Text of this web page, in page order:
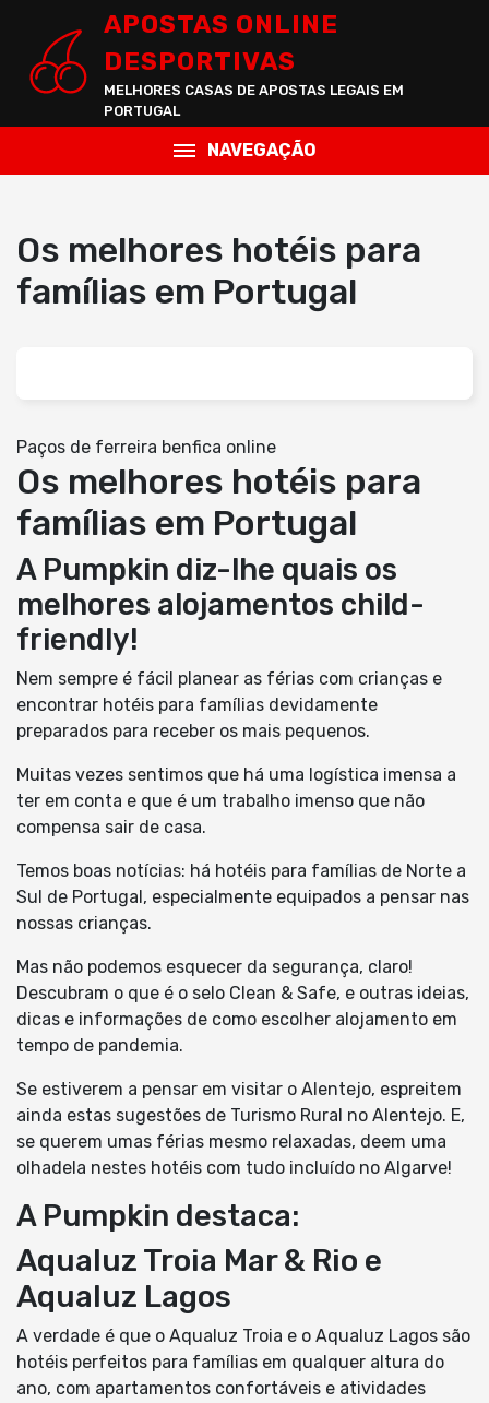
APOSTAS ONLINE
DESPORTIVAS
MELHORES CASAS DE APOSTAS LEGAIS EM
PORTUGAL
NAVEGAÇÃO
Os melhores hotéis para
famílias em Portugal
Paços de ferreira benfica online
Os melhores hotéis para
famílias em Portugal
A Pumpkin diz-lhe quais os
melhores alojamentos child-
friendly!
Nem sempre é fácil planear as férias com crianças e
encontrar hotéis para famílias devidamente
preparados para receber os mais pequenos.
Muitas vezes sentimos que há uma logística imensa a
ter em conta e que é um trabalho imenso que não
compensa sair de casa.
Temos boas notícias: há hotéis para famílias de Norte a
Sul de Portugal, especialmente equipados a pensar nas
nossas crianças.
Mas não podemos esquecer da segurança, claro!
Descubram o que é o selo Clean & Safe, e outras ideias,
dicas e informações de como escolher alojamento em
tempo de pandemia.
Se estiverem a pensar em visitar o Alentejo, espreitem
ainda estas sugestões de Turismo Rural no Alentejo. E,
se querem umas férias mesmo relaxadas, deem uma
olhadela nestes hotéis com tudo incluído no Algarve!
A Pumpkin destaca:
Aqualuz Troia Mar & Rio e
Aqualuz Lagos
A verdade é que o Aqualuz Troia e o Aqualuz Lagos são
hotéis perfeitos para famílias em qualquer altura do
ano, com apartamentos confortáveis e atividades